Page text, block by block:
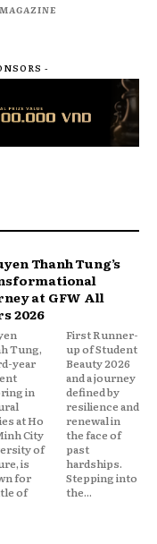
-
Thanh Tung’s
at GFW All
2026
Tung,
year
in
at Ho
City
of
is
for
of
2026
by
and
in
of
into
the...